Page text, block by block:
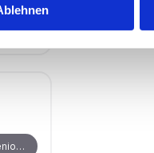
Jobs bei AWO Elisabeth-Brune-Seniorenzentrum